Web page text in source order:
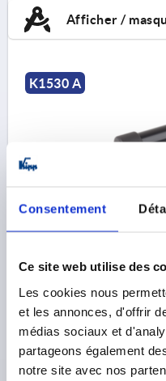
Consentement
Ce site web utilise des
Les cookies nous
et les annonces, d'offrir
médias sociaux et
partageons également
notre site avec nos
Afficher /
K1530 A
POIGNÉE TUBULAIRE
COMMUTATION, 2
NOIR,
ALÉSAGE DE
CAPACITÉ DE CHARGE N
B1=32
H=80 H1=10